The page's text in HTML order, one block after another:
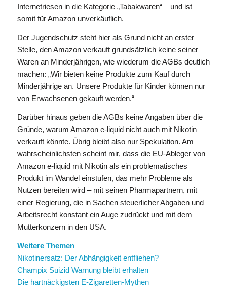
Internetriesen in die Kategorie „Tabakwaren“ – und ist
somit für Amazon unverkäuflich.
Der Jugendschutz steht hier als Grund nicht an erster
Stelle, den Amazon verkauft grundsätzlich keine seiner
Waren an Minderjährigen, wie wiederum die AGBs deutlich
machen: „Wir bieten keine Produkte zum Kauf durch
Minderjährige an. Unsere Produkte für Kinder können nur
von Erwachsenen gekauft werden.“
Darüber hinaus geben die AGBs keine Angaben über die
Gründe, warum Amazon e-liquid nicht auch mit Nikotin
verkauft könnte. Übrig bleibt also nur Spekulation. Am
wahrscheinlichsten scheint mir, dass die EU-Ableger von
Amazon e-liquid mit Nikotin als ein problematisches
Produkt im Wandel einstufen, das mehr Probleme als
Nutzen bereiten wird – mit seinen Pharmapartnern, mit
einer Regierung, die in Sachen steuerlicher Abgaben und
Arbeitsrecht konstant ein Auge zudrückt und mit dem
Mutterkonzern in den USA.
Weitere Themen
Nikotinersatz: Der Abhängigkeit entfliehen?
Champix Suizid Warnung bleibt erhalten
Die hartnäckigsten E-Zigaretten-Mythen